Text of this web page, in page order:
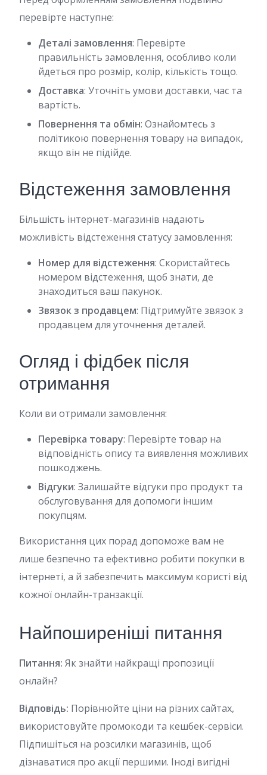
перевірте наступне:
Деталі замовлення: Перевірте
правильність замовлення, особливо коли
йдеться про розмір, колір, кількість тощо.
Доставка: Уточніть умови доставки, час та
вартість.
Повернення та обмін: Ознайомтесь з
політикою повернення товару на випадок,
якщо він не підійде.
Відстеження замовлення
Більшість інтернет-магазинів надають
можливість відстеження статусу замовлення:
Номер для відстеження: Скористайтесь
номером відстеження, щоб знати, де
знаходиться ваш пакунок.
Звязок з продавцем: Підтримуйте звязок з
продавцем для уточнення деталей.
Огляд і фідбек після
отримання
Коли ви отримали замовлення:
Перевірка товару: Перевірте товар на
відповідність опису та виявлення можливих
пошкоджень.
Відгуки: Залишайте відгуки про продукт та
обслуговування для допомоги іншим
покупцям.
Використання цих порад допоможе вам не
лише безпечно та ефективно робити покупки в
інтернеті, а й забезпечить максимум користі від
кожної онлайн-транзакції.
Найпоширеніші питання
Питання: Як знайти найкращі пропозиції
онлайн?
Відповідь: Порівнюйте ціни на різних сайтах,
використовуйте промокоди та кешбек-сервіси.
Підпишіться на розсилки магазинів, щоб
дізнаватися про акції першими. Іноді вигідні